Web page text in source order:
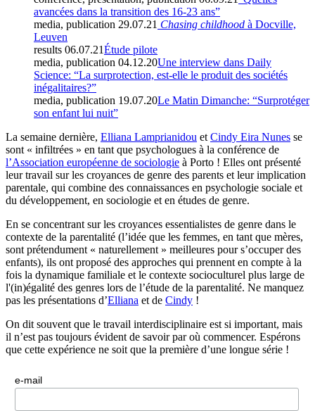
avancées dans la transition des 16-23 ans”
media, publication 29.07.21 Chasing childhood à Docville,
Leuven
results 06.07.21Étude pilote
media, publication 04.12.20Une interview dans Daily
Science: “La surprotection, est-elle le produit des sociétés
inégalitaires?”
media, publication 19.07.20Le Matin Dimanche: “Surprotéger
son enfant lui nuit”
La semaine dernière, Elliana Lamprianidou et Cindy Eira Nunes se
sont « infiltrées » en tant que psychologues à la conférence de
l’Association européenne de sociologie à Porto ! Elles ont présenté
leur travail sur les croyances de genre des parents et leur implication
parentale, qui combine des connaissances en psychologie sociale et
du développement, en sociologie et en études de genre.
En se concentrant sur les croyances essentialistes de genre dans le
contexte de la parentalité (l’idée que les femmes, en tant que mères,
sont prétendument « naturellement » meilleures pour s’occuper des
enfants), ils ont proposé des approches qui prennent en compte à la
fois la dynamique familiale et le contexte socioculturel plus large de
l'(in)égalité des genres lors de l’étude de la parentalité. Ne manquez
pas les présentations d’Elliana et de Cindy !
On dit souvent que le travail interdisciplinaire est si important, mais
il n’est pas toujours évident de savoir par où commencer. Espérons
que cette expérience ne soit que la première d’une longue série !
e-mail